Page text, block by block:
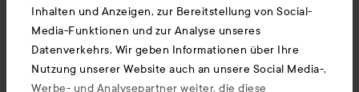
Inhalten und Anzeigen, zur Bereitstellung von Social-
Media-Funktionen und zur Analyse unseres
Datenverkehrs. Wir geben Informationen über Ihre
Nutzung unserer Website auch an unsere Social Media-,
Werbe- und Analysepartner weiter, die diese
Unsere App herunterladen